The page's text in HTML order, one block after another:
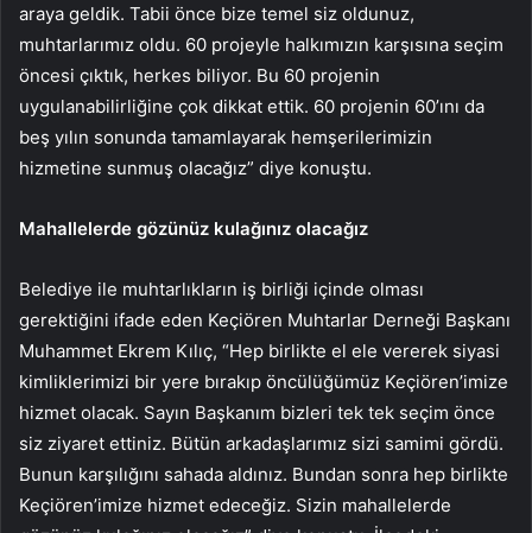
araya geldik. Tabii önce bize temel siz oldunuz,
muhtarlarımız oldu. 60 projeyle halkımızın karşısına seçim
öncesi çıktık, herkes biliyor. Bu 60 projenin
uygulanabilirliğine çok dikkat ettik. 60 projenin 60’ını da
beş yılın sonunda tamamlayarak hemşerilerimizin
hizmetine sunmuş olacağız” diye konuştu.
Mahallelerde gözünüz kulağınız olacağız
Belediye ile muhtarlıkların iş birliği içinde olması
gerektiğini ifade eden Keçiören Muhtarlar Derneği Başkanı
Muhammet Ekrem Kılıç, “Hep birlikte el ele vererek siyasi
kimliklerimizi bir yere bırakıp öncülüğümüz Keçiören’imize
hizmet olacak. Sayın Başkanım bizleri tek tek seçim önce
siz ziyaret ettiniz. Bütün arkadaşlarımız sizi samimi gördü.
Bunun karşılığını sahada aldınız. Bundan sonra hep birlikte
Keçiören’imize hizmet edeceğiz. Sizin mahallelerde